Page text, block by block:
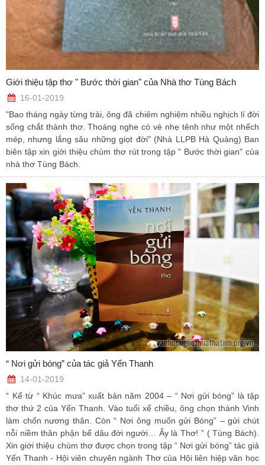
Giới thiệu tập thơ " Bước thời gian" của Nhà thơ Tùng Bách
16-01-2019
"Bao tháng ngày từng trải, ông đã chiêm nghiệm nhiều nghịch lí đời
sống chắt thành thơ. Thoáng nghe có vẻ nhẹ tênh như một nhếch
mép, nhưng lắng sâu những giọt đời" (Nhà LLPB Hà Quảng) Ban
biên tập xin giới thiệu chùm thơ rút trong tập " Bước thời gian" của
nhà thơ Tùng Bách.
“ Nơi gửi bóng” của tác giả Yến Thanh
14-01-2019
“ Kể từ “ Khúc mưa” xuất bản năm 2004 – “ Nơi gửi bóng” là tập
thơ thứ 2 của Yến Thanh. Vào tuổi xế chiều, ông chọn thành Vinh
làm chốn nương thân. Còn “ Nơi ông muốn gửi Bóng” – gửi chút
nỗi niềm thân phận bể dâu đời người… Ấy là Thơ! ” ( Tùng Bách).
Xin giới thiệu chùm thơ được chọn trong tập “ Nơi gửi bóng” tác giả
Yến Thanh - Hội viên chuyên ngành Thơ của Hội liên hiệp văn học